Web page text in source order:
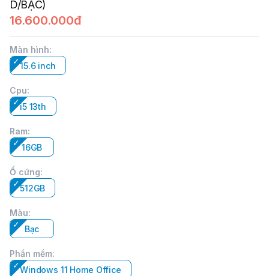
D/BẠC)
16.600.000đ
Màn hình:
15.6 inch
Cpu:
i5 13th
Ram:
16GB
Ổ cứng:
512GB
Màu:
Bạc
Phần mềm:
Windows 11 Home Office